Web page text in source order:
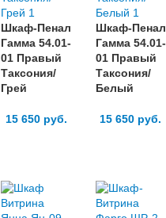
Шкаф-Пенал
Гамма 54.01-
01 Правый
Таксония/
Грей
15 650руб.
Шкаф-Пенал
Гамма 54.01-
01 Правый
Таксония/
Белый
15 650 руб.